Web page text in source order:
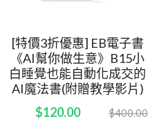
[特價3折優惠] EB電子書
《AI幫你做生意》B15小
白睡覺也能自動化成交的
AI魔法書(附贈教學影片)
$120.00
$400.00